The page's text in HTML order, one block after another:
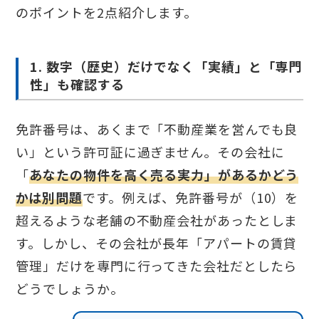
のポイントを2点紹介します。
1. 数字（歴史）だけでなく「実績」と「専門
性」も確認する
免許番号は、あくまで「不動産業を営んでも良
い」という許可証に過ぎません。その会社に
「あなたの物件を高く売る実力」があるかどう
かは別問題です。例えば、免許番号が（10）を
超えるような老舗の不動産会社があったとしま
す。しかし、その会社が長年「アパートの賃貸
管理」だけを専門に行ってきた会社だとしたら
どうでしょうか。